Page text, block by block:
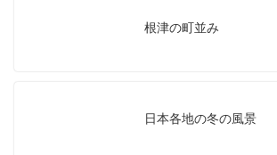
根津の町並み
日本各地の冬の風景